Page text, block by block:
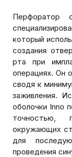
Перфоратор
который
создания
рта при
операциях. Он
сводя к
заживления.
оболочки Inno
точностью,
окружающих
для
проведения